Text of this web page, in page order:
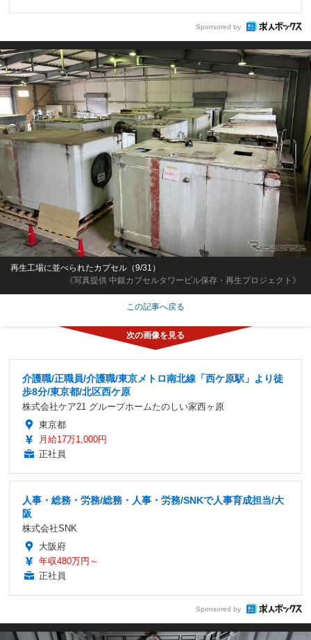
Sponsored by
《写真提供 中銀カプセルタワービル保存・再生プロジェクト》
再生工場に並べられたカプセル（9/31）
この記事へ戻る
介護職/正職員/介護職/東京メトロ南北線「西ケ原駅」より徒
歩8分/東京都/北区西ケ原
株式会社ケア21 グループホームたのしい家西ヶ原
東京都
月給17万1,000円
正社員
人事・総務・労務/総務・人事・労務/SNKで人事育成担当/大
阪
株式会社SNK
大阪府
年収480万円～
正社員
Sponsored by